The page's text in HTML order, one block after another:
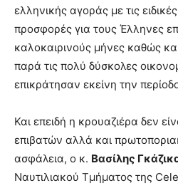
ελληνικής αγοράς με τις
προσφορές για τους Έλληνες
καλοκαιρινούς μήνες καθώς
παρά τις πολύ δύσκολες
επικράτησαν εκείνη την
Και επειδή η κρουαζιέρα δεν
επιβατών αλλά και
ασφάλεια, ο κ. Βασίλης
Ναυτιλιακού Τμήματος της